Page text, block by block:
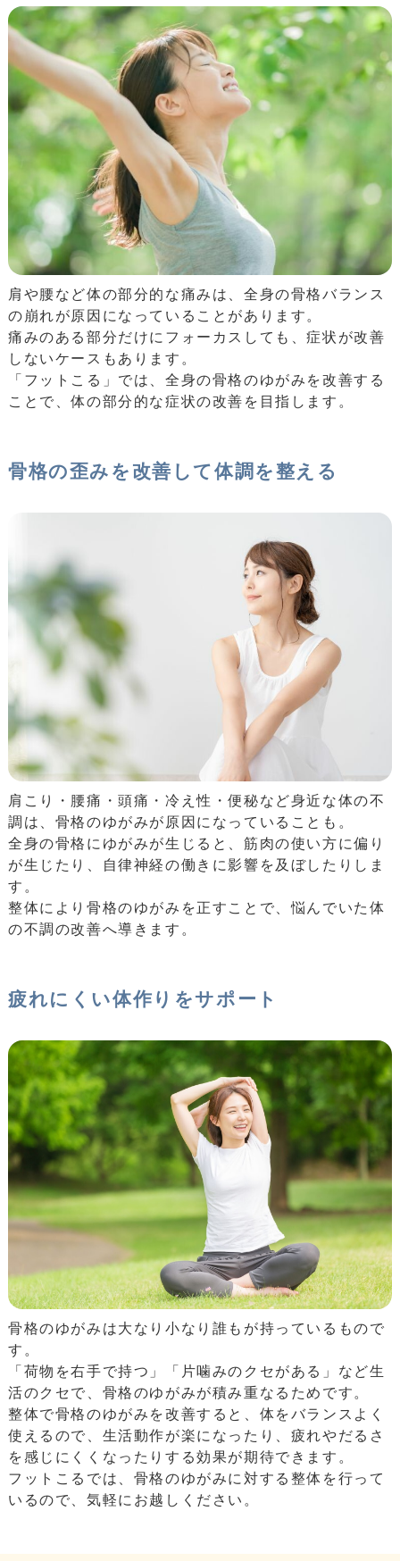
肩や腰など体の部分的な痛みは、全身の骨格バランス
の崩れが原因になっていることがあります。
痛みのある部分だけにフォーカスしても、症状が改善
しないケースもあります。
「フットこる」では、全身の骨格のゆがみを改善する
ことで、体の部分的な症状の改善を目指します。
骨格の歪みを改善して体調を整える
肩こり・腰痛・頭痛・冷え性・便秘など身近な体の不
調は、骨格のゆがみが原因になっていることも。
全身の骨格にゆがみが生じると、筋肉の使い方に偏り
が生じたり、自律神経の働きに影響を及ぼしたりしま
す。
整体により骨格のゆがみを正すことで、悩んでいた体
の不調の改善へ導きます。
疲れにくい体作りをサポート
骨格のゆがみは大なり小なり誰もが持っているもので
す。
「荷物を右手で持つ」「片噛みのクセがある」など生
活のクセで、骨格のゆがみが積み重なるためです。
整体で骨格のゆがみを改善すると、体をバランスよく
使えるので、生活動作が楽になったり、疲れやだるさ
を感じにくくなったりする効果が期待できます。
フットこるでは、骨格のゆがみに対する整体を行って
いるので、気軽にお越しください。